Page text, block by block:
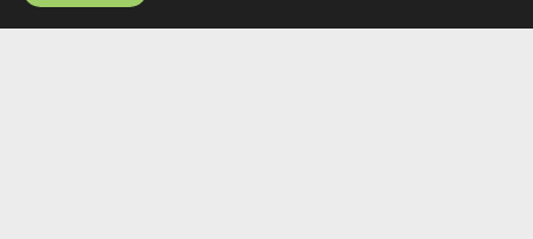
Hokejska zveza Slovenije (HZS) je krovna športna organizacija na področju
hokeja v Sloveniji. Organizira tekmovanja v različnih domačih in